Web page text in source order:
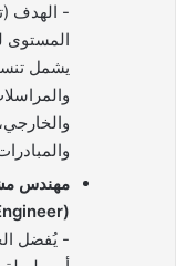
­- الهدف
يشمل
مهندس
(Contract Logistics Project Engineer):
­- يُفضل